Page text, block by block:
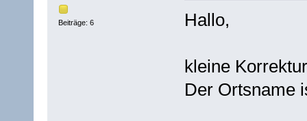
Beiträge: 6 Hallo,
kleine
Der Ortsname